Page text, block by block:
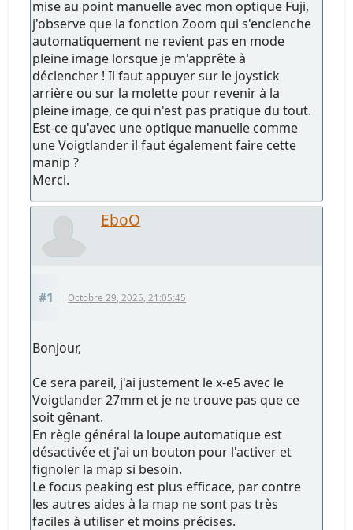
mise au point manuelle avec mon optique Fuji,
j'observe que la fonction Zoom qui s'enclenche
automatiquement ne revient pas en mode
pleine image lorsque je m'apprête à
déclencher ! Il faut appuyer sur le joystick
arrière ou sur la molette pour revenir à la
pleine image, ce qui n'est pas pratique du tout.
Est-ce qu'avec une optique manuelle comme
une Voigtlander il faut également faire cette
manip ?
Merci.
EboO
#1 Octobre 29, 2025, 21:05:45
Bonjour,
Ce sera pareil, j'ai justement le x-e5 avec le
Voigtlander 27mm et je ne trouve pas que ce
soit gênant.
En règle général la loupe automatique est
désactivée et j'ai un bouton pour l'activer et
fignoler la map si besoin.
Le focus peaking est plus efficace, par contre
les autres aides à la map ne sont pas très
faciles à utiliser et moins précises.